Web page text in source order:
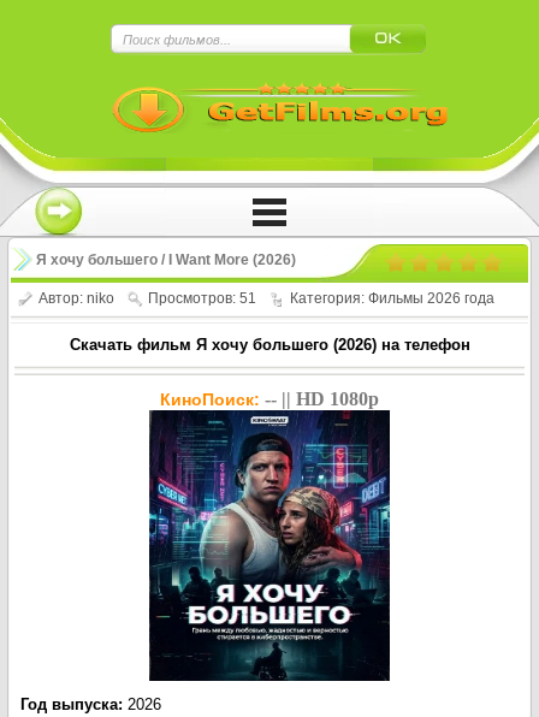
Я хочу большего / I Want More (2026)
Автор: niko Просмотров: 51 Категория: Фильмы 2026 года
Скачать фильм Я хочу большего (2026) на телефон
КиноПоиск: -- || HD 1080p
Год выпуска: 2026
Нажмите на
!!!Если Вы с телефона сперва нажмите на
троеточие в правом верхнем углу!!!